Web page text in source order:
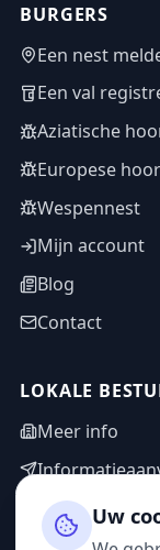
BURGERS
Een nest
Een val
Aziatische
Europese
Wespennest
Mijn account
Blog
Contact
LOKALE
Meer info
Adminzone
Uw